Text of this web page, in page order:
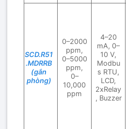
SCD.R51
.MDRRB
(gắn
phòng)
0–2000
ppm,
0–5000
ppm,
0–
10,000
ppm
4–20
mA, 0–
10 V,
Modbu
s RTU,
LCD,
2xRelay
, Buzzer